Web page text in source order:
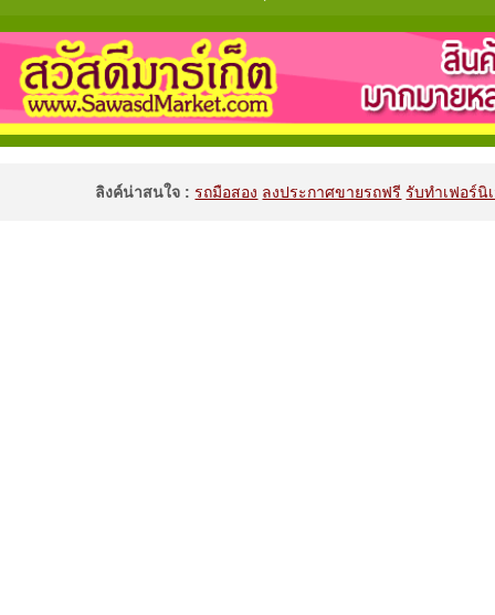
ลิงค์น่าสนใจ :รถมือสอง ลงประกาศขายรถฟรี รับทำเฟอร์นิ